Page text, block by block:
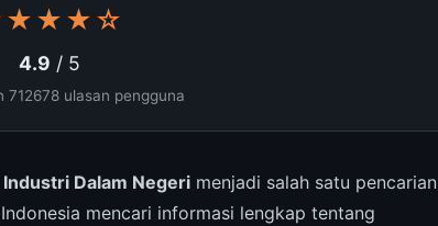
4.9 / 5
712678 ulasan pengguna
Dalam Negeri menjadi salah satu pencarian
mencari informasi lengkap tentang